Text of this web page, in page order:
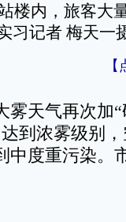
楼内，旅客大
习记者 梅天一
天气再次加“
到浓雾级别
中度重污染。